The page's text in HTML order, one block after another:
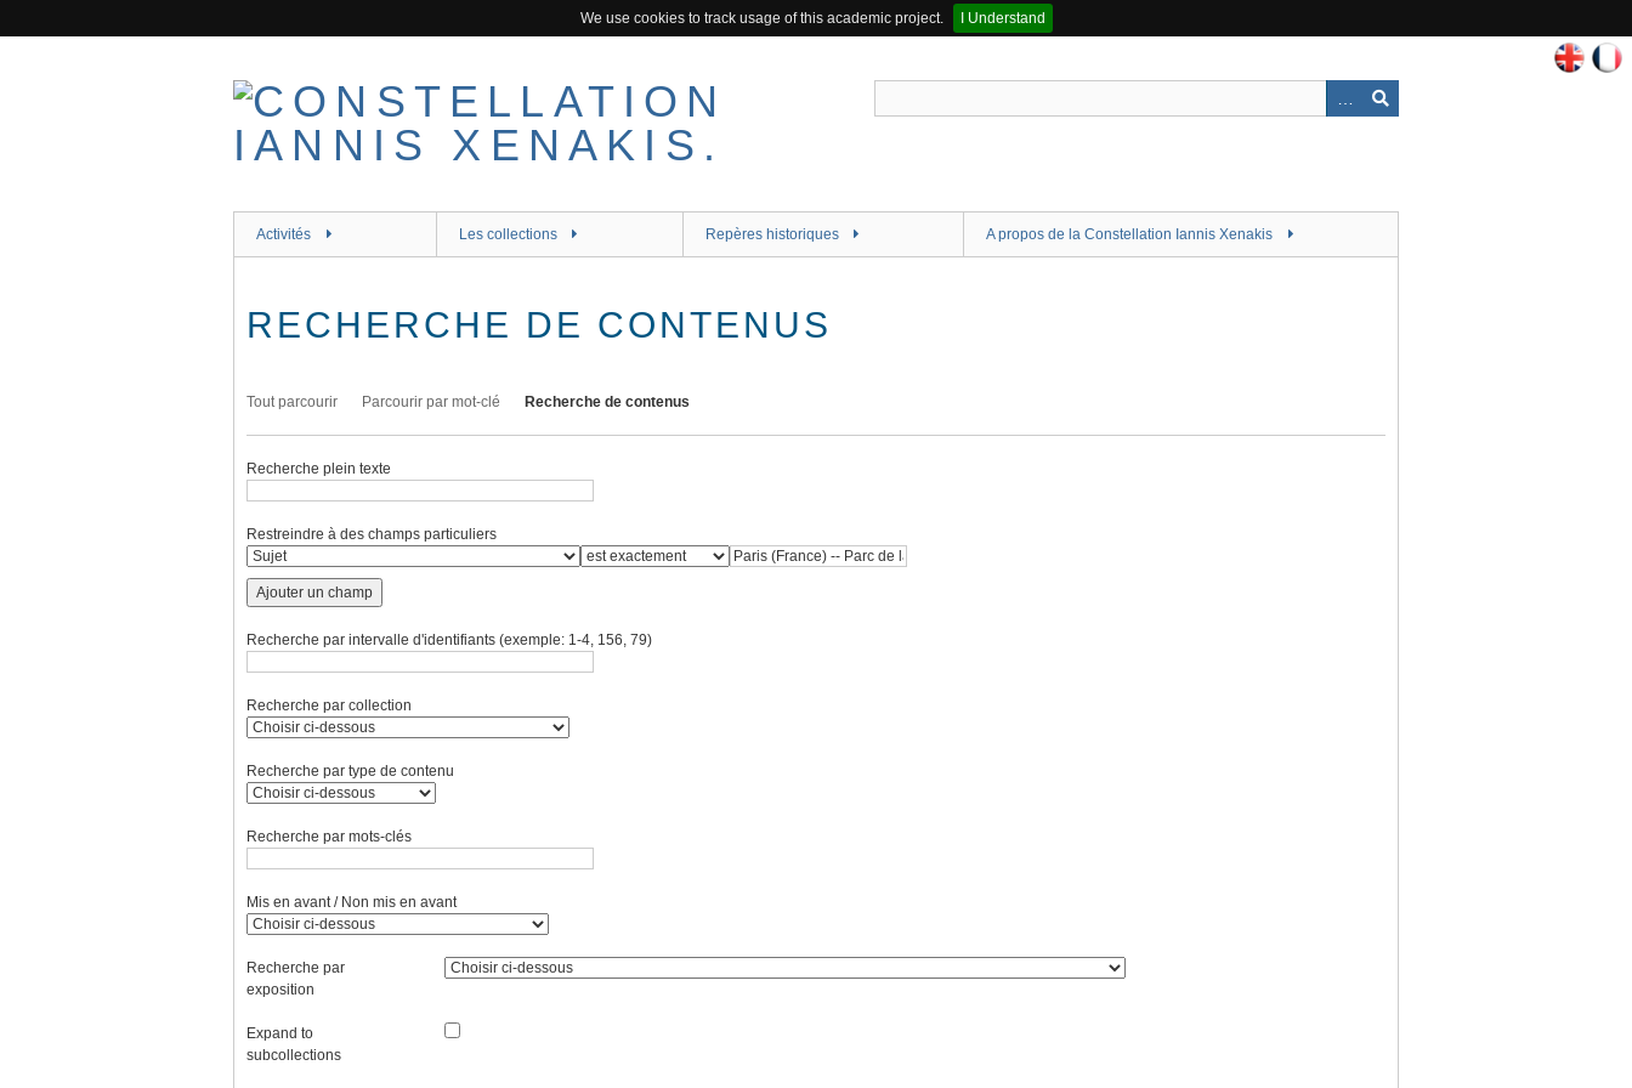
We use cookies to track usage of this academic project.
I Understand
Activités Les collections Repères historiques A propos de la Constellation Iannis Xenakis
RECHERCHE DE CONTENUS
Tout parcourir Parcourir par mot-clé Recherche de contenus
Recherche plein texte
Restreindre à des champs particuliers
Ajouter un champ
Recherche par intervalle d'identifiants (exemple: 1-4, 156, 79)
Recherche par collection
Recherche par type de contenu
Recherche par mots-clés
Mis en avant / Non mis en avant
Recherche par
exposition
Expand to
subcollections